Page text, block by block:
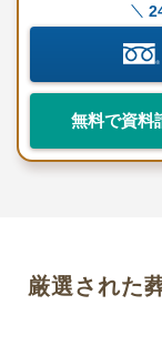
無料で資料
厳選された